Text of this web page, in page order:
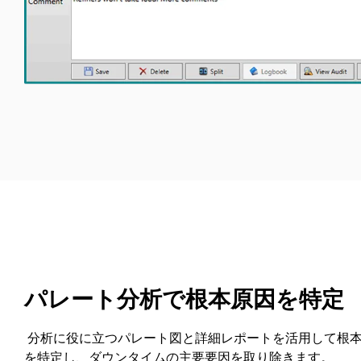
パレート分析で根本原因を特定
分析に役に立つパレート図と詳細レポートを活用して根
を特定し、ダウンタイムの主要要因を取り除きます。